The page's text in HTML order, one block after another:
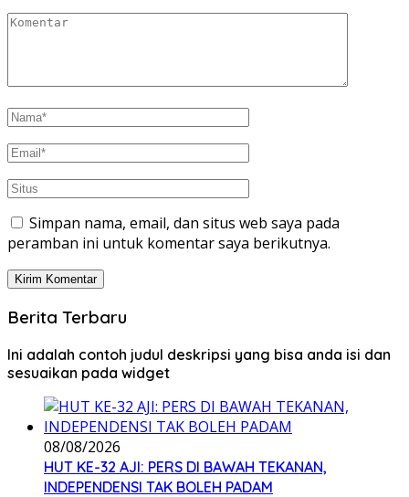
Simpan nama, email, dan situs web saya pada
peramban ini untuk komentar saya berikutnya.
Berita Terbaru
Ini adalah contoh judul deskripsi yang bisa anda isi dan
sesuaikan pada widget
08/08/2026
HUT KE-32 AJI: PERS DI BAWAH TEKANAN,
INDEPENDENSI TAK BOLEH PADAM